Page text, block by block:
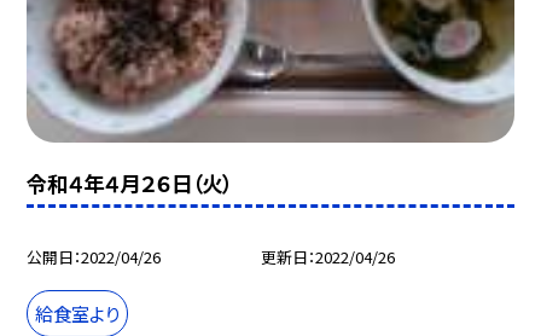
令和４年４月２６日（火）
公開日 2022/04/26 更新日 2022/04/26
給食室より